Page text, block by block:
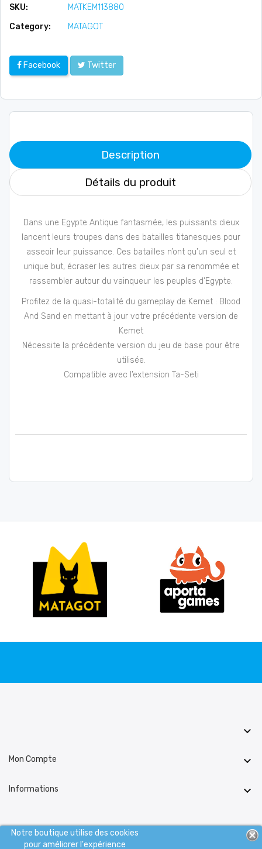
Notre boutique utilise des cookies
pour améliorer l'expérience
SKU:
MATKEM113880
Category:
MATAGOT
Facebook Twitter
Description
Détails du produit
Dans une Egypte Antique fantasmée, les puissants dieux
lancent leurs troupes dans des batailles titanesques pour
asseoir leur puissance. Ces batailles n’ont qu’un seul et
unique but, écraser les autres dieux par sa renommée et
rassembler autour du vainqueur les peuples d’Egypte.
Profitez de la quasi-totalité du gameplay de Kemet : Blood
And Sand en mettant à jour votre précédente version de
Kemet
Nécessite la précédente version du jeu de base pour être
utilisée.
Compatible avec l’extension Ta-Seti

Mon Compte 
Informations 